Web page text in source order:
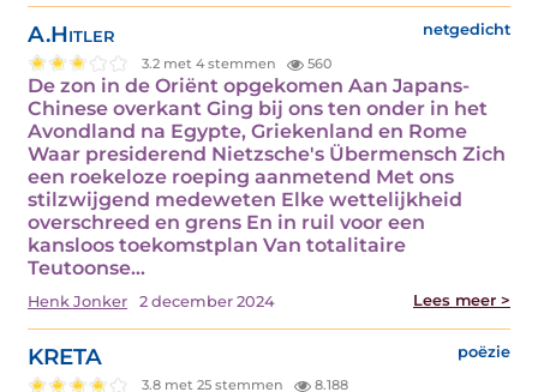
A.Hitler netgedicht
3.2 met 4 stemmen 560
De zon in de Oriënt opgekomen Aan Japans-
Chinese overkant Ging bij ons ten onder in het
Avondland na Egypte, Griekenland en Rome
Waar presiderend Nietzsche's Übermensch Zich
een roekeloze roeping aanmetend Met ons
stilzwijgend medeweten Elke wettelijkheid
overschreed en grens En in ruil voor een
kansloos toekomstplan Van totalitaire
Teutoonse…
Henk Jonker 2 december 2024 Lees meer >
KRETA poëzie
3.8 met 25 stemmen 8.188